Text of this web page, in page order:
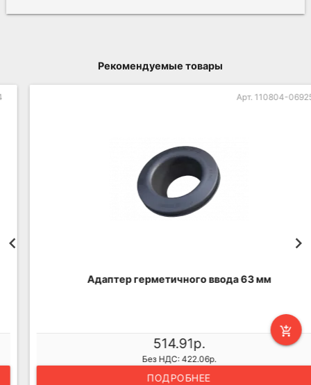
Рекомендуемые товары
Арт. 110804-06925
Адаптер герметичного ввода 63 мм
add_shopping_cart
514.91р.
Без НДС: 422.06р.
ПОДРОБНЕЕ